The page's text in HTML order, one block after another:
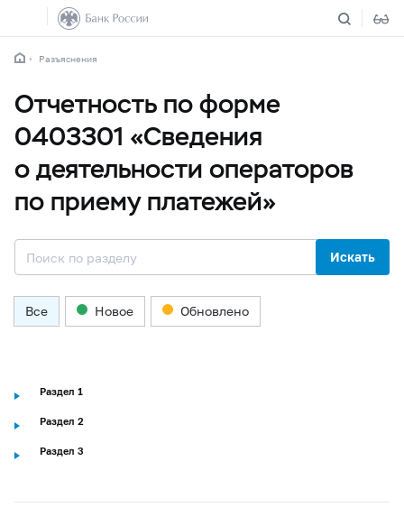
Разъяснения
Отчетность по форме
0403301 «Сведения
о деятельности операторов
по приему платежей»
Искать
Все Новое Обновлено
Раздел 1
Раздел 2
Раздел 3